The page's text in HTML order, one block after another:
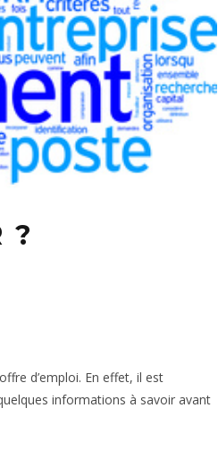
?
d’emploi. En effet, il est
informations à savoir avant